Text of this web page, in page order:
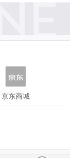
京东商城